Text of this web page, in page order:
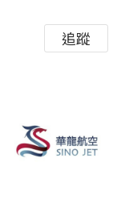
追蹤